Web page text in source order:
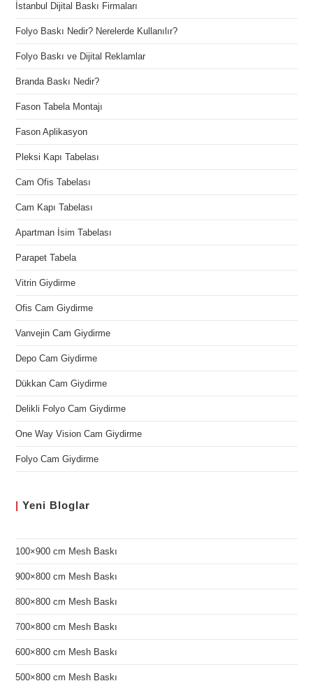
İstanbul Dijital Baskı Firmaları
Folyo Baskı Nedir? Nerelerde Kullanılır?
Folyo Baskı ve Dijital Reklamlar
Branda Baskı Nedir?
Fason Tabela Montajı
Fason Aplikasyon
Pleksi Kapı Tabelası
Cam Ofis Tabelası
Cam Kapı Tabelası
Apartman İsim Tabelası
Parapet Tabela
Vitrin Giydirme
Ofis Cam Giydirme
Vanvejin Cam Giydirme
Depo Cam Giydirme
Dükkan Cam Giydirme
Delikli Folyo Cam Giydirme
One Way Vision Cam Giydirme
Folyo Cam Giydirme
| Yeni Bloglar
100×900 cm Mesh Baskı
900×800 cm Mesh Baskı
800×800 cm Mesh Baskı
700×800 cm Mesh Baskı
600×800 cm Mesh Baskı
500×800 cm Mesh Baskı